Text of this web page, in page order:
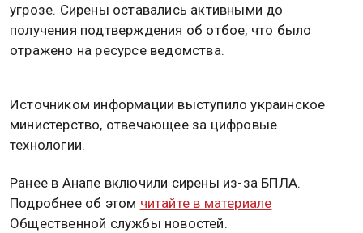
угрозе. Сирены оставались активными до
получения подтверждения об отбое, что было
отражено на ресурсе ведомства.
Источником информации выступило украинское
министерство, отвечающее за цифровые
технологии.
Ранее в Анапе включили сирены из-за БПЛА.
Подробнее об этом читайте в материале
Общественной службы новостей.